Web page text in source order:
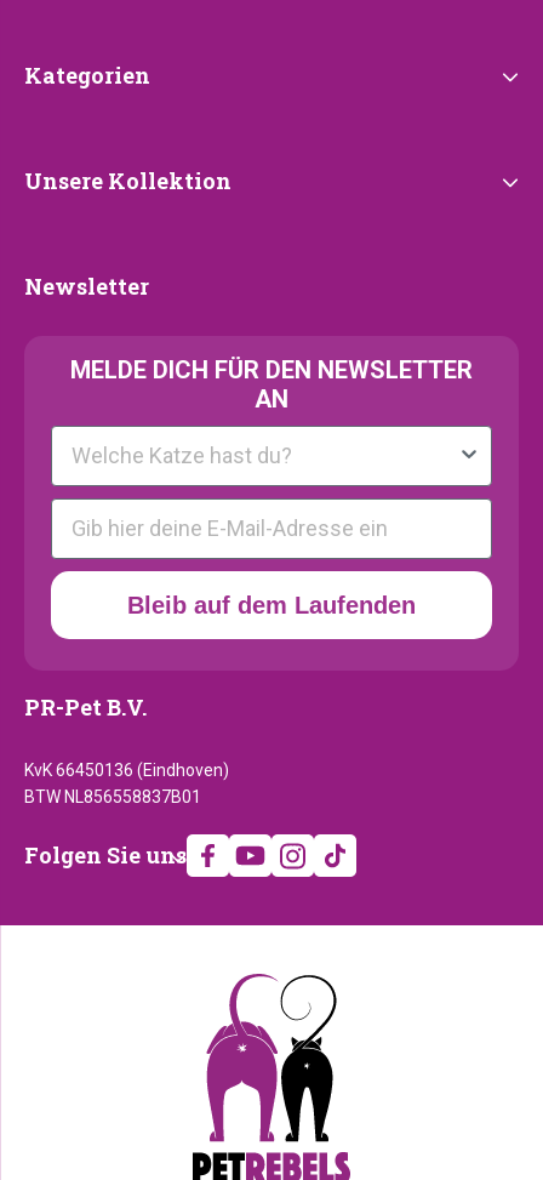
Kategorien
Kategorien
Unsere
Unsere Kollektion
Newsletter
Newsletter
MELDE DICH FÜR DEN NEWSLETTER
AN
Kattenras
E-mail
Bleib auf dem Laufenden
PR-Pet B.V.
KvK 66450136 (Eindhoven)
BTW NL856558837B01
Folgen
uns
Folgen Sie uns